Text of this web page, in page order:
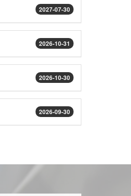
2027-07-30
2026-10-31
2026-10-30
2026-09-30